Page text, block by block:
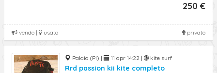
250 €
privato
vendo | usato
Palaia (PI) | 11 apr 14:22 | kite surf
Rrd passion kii kite completo